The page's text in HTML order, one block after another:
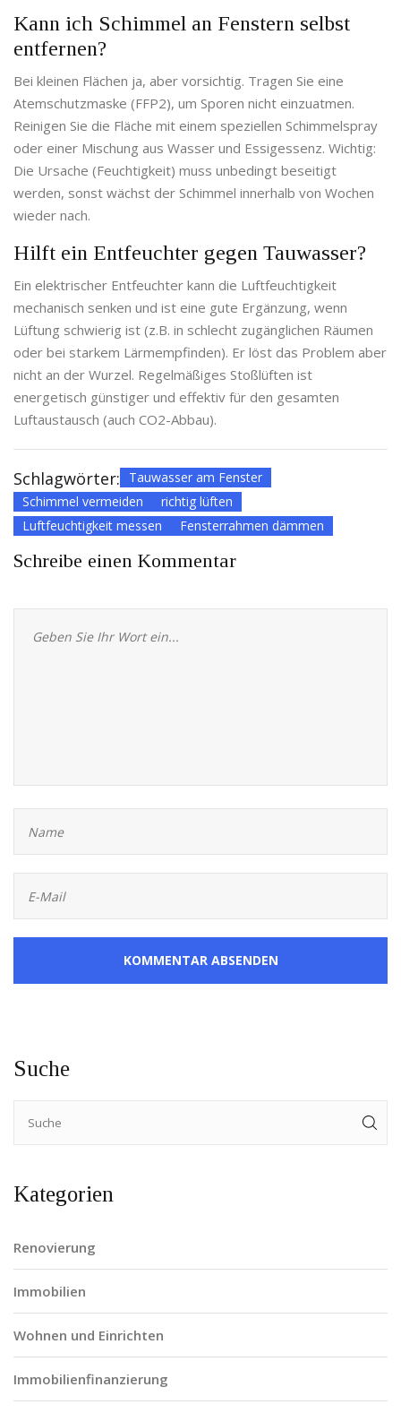
Kann ich Schimmel an Fenstern selbst
entfernen?
Bei kleinen Flächen ja, aber vorsichtig. Tragen Sie eine
Atemschutzmaske (FFP2), um Sporen nicht einzuatmen.
Reinigen Sie die Fläche mit einem speziellen Schimmelspray
oder einer Mischung aus Wasser und Essigessenz. Wichtig:
Die Ursache (Feuchtigkeit) muss unbedingt beseitigt
werden, sonst wächst der Schimmel innerhalb von Wochen
wieder nach.
Hilft ein Entfeuchter gegen Tauwasser?
Ein elektrischer Entfeuchter kann die Luftfeuchtigkeit
mechanisch senken und ist eine gute Ergänzung, wenn
Lüftung schwierig ist (z.B. in schlecht zugänglichen Räumen
oder bei starkem Lärmempfinden). Er löst das Problem aber
nicht an der Wurzel. Regelmäßiges Stoßlüften ist
energetisch günstiger und effektiv für den gesamten
Luftaustausch (auch CO2-Abbau).
Schlagwörter:
Tauwasser am Fenster
Schimmel vermeiden
richtig lüften
Luftfeuchtigkeit messen
Fensterrahmen dämmen
Schreibe einen Kommentar
KOMMENTAR ABSENDEN
Suche
Kategorien
Renovierung
Immobilien
Wohnen und Einrichten
Immobilienfinanzierung